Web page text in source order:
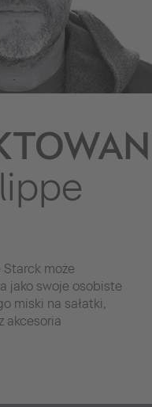
może
jako swoje osobiste
miski na sałatki,
akcesoria